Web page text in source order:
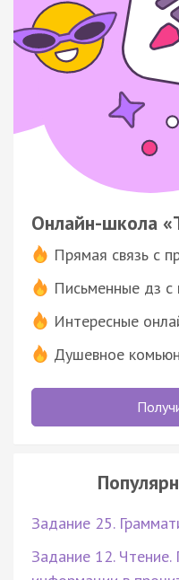
Онлайн-школа
Прямая связь с
Письменные дз с
Интересные
Душевное
Задание 25.
Задание 12.